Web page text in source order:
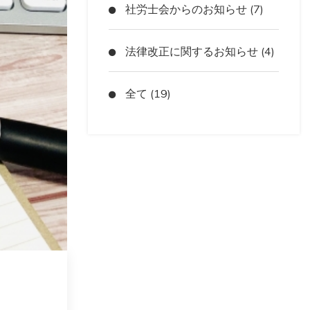
社労士会からのお知らせ (7)
法律改正に関するお知らせ (4)
全て (19)